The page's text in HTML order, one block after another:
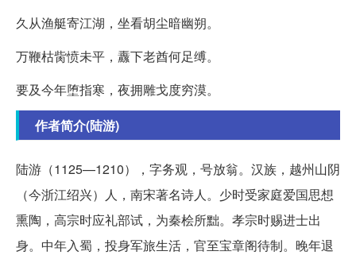
久从渔艇寄江湖，坐看胡尘暗幽朔。
万鞭枯胔愤未平，纛下老酋何足缚。
要及今年堕指寒，夜拥雕戈度穷漠。
作者简介(陆游)
陆游（1125—1210），字务观，号放翁。汉族，越州山阴
（今浙江绍兴）人，南宋著名诗人。少时受家庭爱国思想
熏陶，高宗时应礼部试，为秦桧所黜。孝宗时赐进士出
身。中年入蜀，投身军旅生活，官至宝章阁待制。晚年退